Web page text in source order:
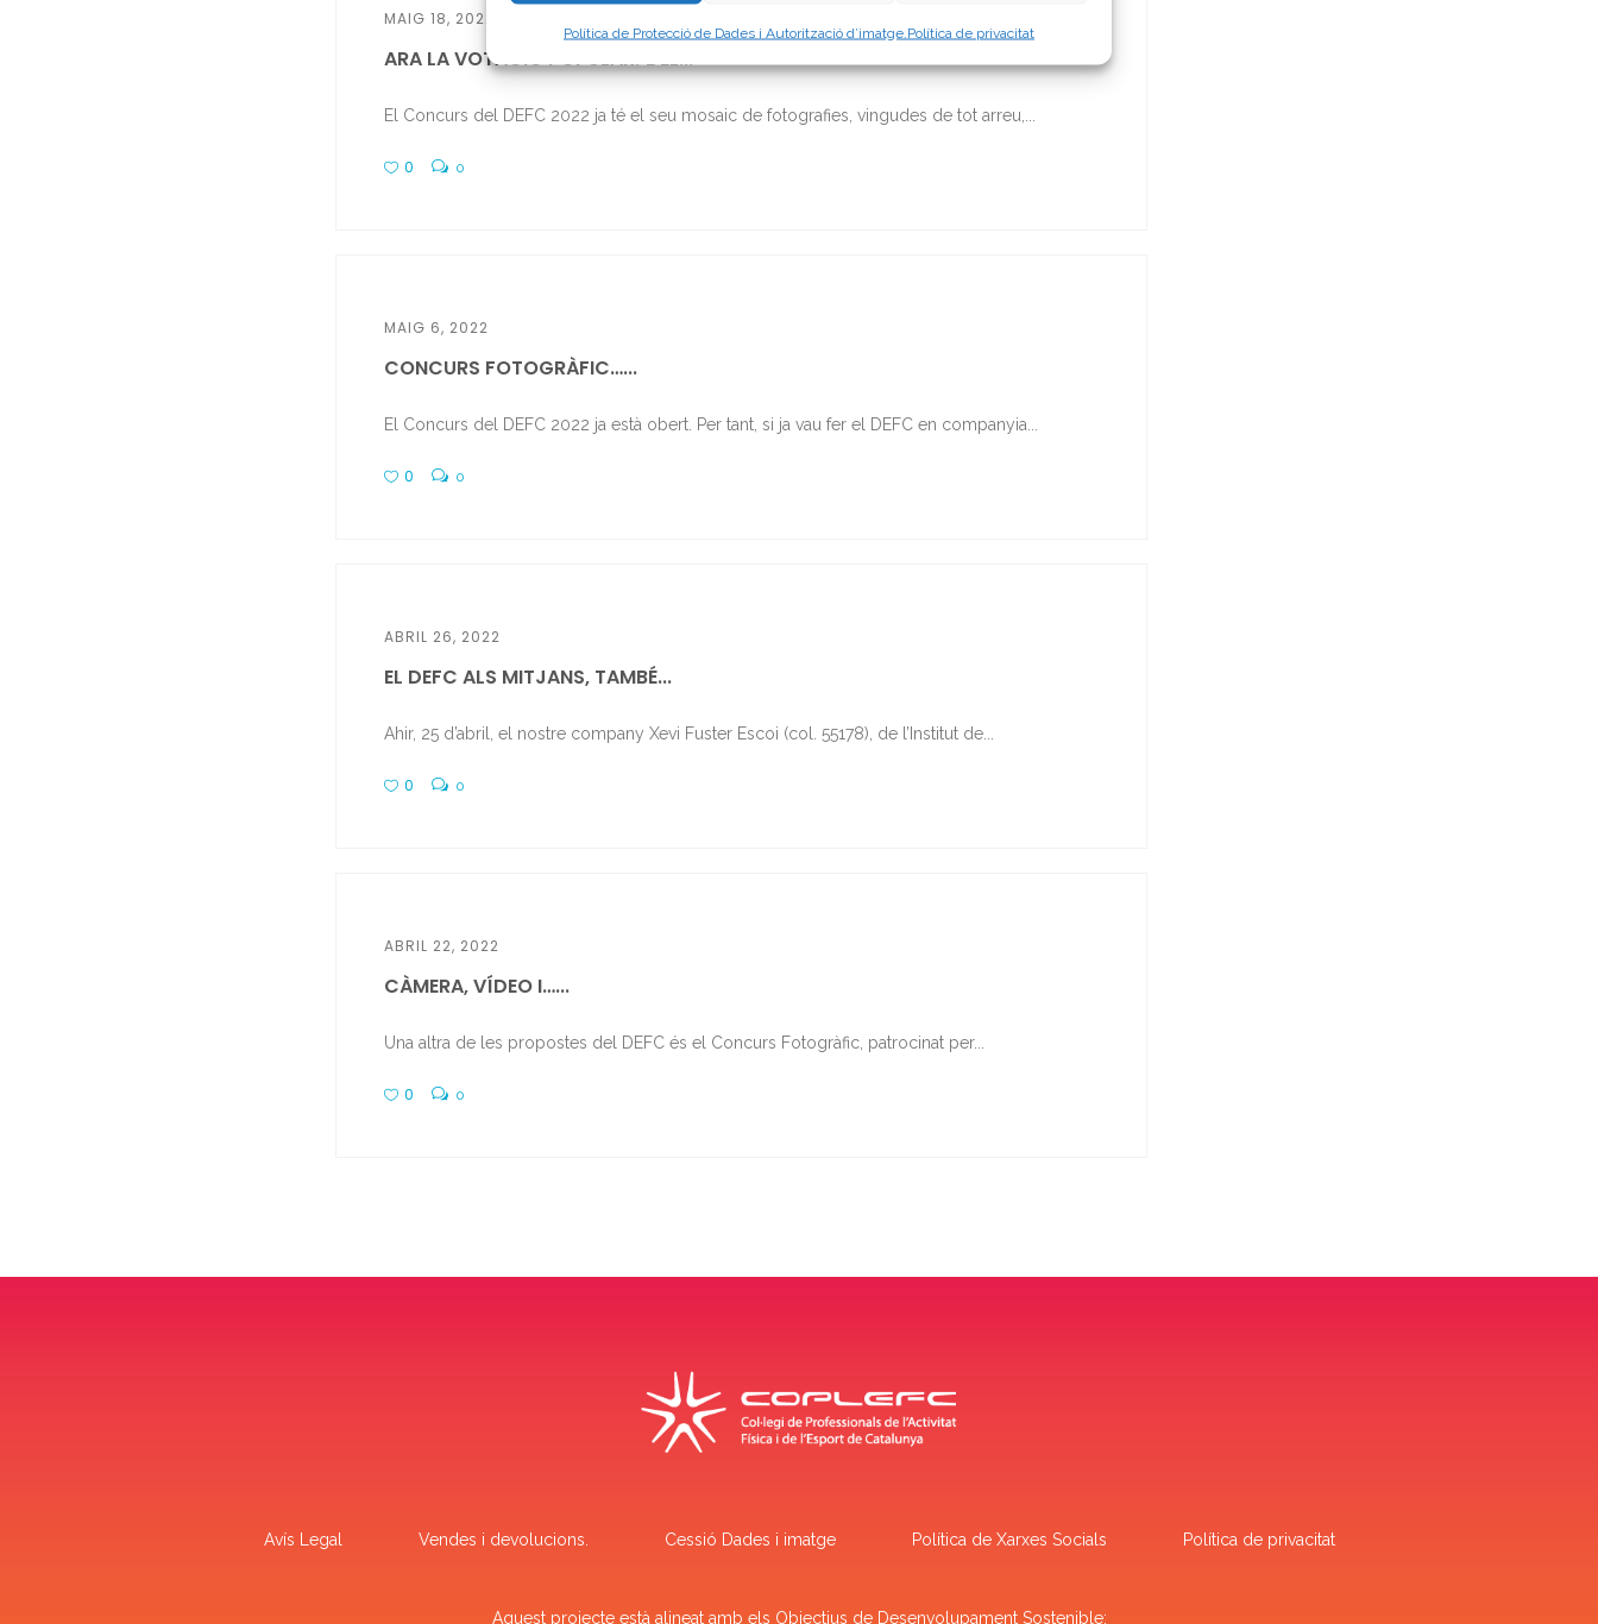
Política de Protecció de Dades i Autorització d’imatge. Política de privacitat
MAIG 18, 2022
ARA LA VOTACIÓ POPULAR! DEL...
El Concurs del DEFC 2022 ja té el seu mosaic de fotografies, vingudes de tot arreu,...
0 0
MAIG 6, 2022
CONCURS FOTOGRÀFIC…...
El Concurs del DEFC 2022 ja està obert. Per tant, si ja vau fer el DEFC en companyia...
0 0
ABRIL 26, 2022
EL DEFC ALS MITJANS, TAMBÉ...
Ahir, 25 d’abril, el nostre company Xevi Fuster Escoi (col. 55178), de l’Institut de...
0 0
ABRIL 22, 2022
CÀMERA, VÍDEO I…...
Una altra de les propostes del DEFC és el Concurs Fotogràfic, patrocinat per...
0 0
Avís Legal Vendes i devolucions. Cessió Dades i imatge Política de Xarxes Socials Política de privacitat
Aquest projecte està alineat amb els Objectius de Desenvolupament Sostenible: